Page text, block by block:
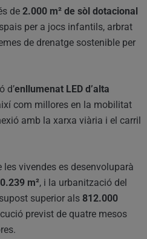
de 2.000 m² de sòl dotacional
per a jocs infantils, arbrat
de drenatge sostenible per
d’enllumenat LED d’alta
com millores en la mobilitat
amb la xarxa viària i el carril
vivendes es desenvoluparà
m², i la urbanització del
superior als 812.000
previst de quatre mesos